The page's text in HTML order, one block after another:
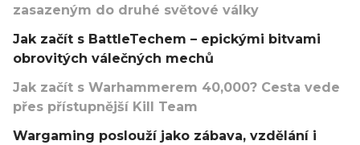
zasazeným do druhé světové války
Jak začít s BattleTechem – epickými bitvami
obrovitých válečných mechů
Jak začít s Warhammerem 40,000? Cesta vede
přes přístupnější Kill Team
Wargaming poslouží jako zábava, vzdělání i